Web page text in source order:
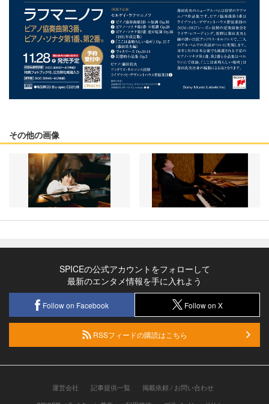
その他の画像
SPICEの公式アカウントをフォローして
最新のエンタメ情報を手に入れよう
Follow on Facebook Follow on X
RSSフィードの購読はこちら
運営会社 記事提供一覧
掲載依頼 / お問い合わせ